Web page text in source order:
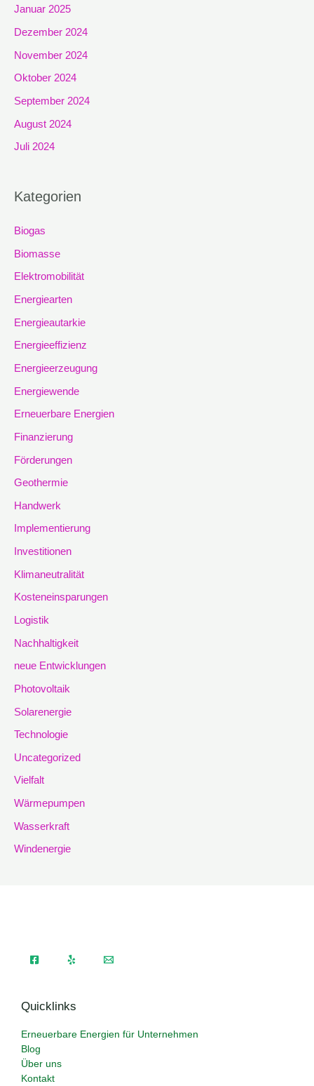
Januar 2025
Dezember 2024
November 2024
Oktober 2024
September 2024
August 2024
Juli 2024
Kategorien
Biogas
Biomasse
Elektromobilität
Energiearten
Energieautarkie
Energieeffizienz
Energieerzeugung
Energiewende
Erneuerbare Energien
Finanzierung
Förderungen
Geothermie
Handwerk
Implementierung
Investitionen
Klimaneutralität
Kosteneinsparungen
Logistik
Nachhaltigkeit
neue Entwicklungen
Photovoltaik
Solarenergie
Technologie
Uncategorized
Vielfalt
Wärmepumpen
Wasserkraft
Windenergie
Quicklinks
Erneuerbare Energien für Unternehmen
Blog
Über uns
Kontakt